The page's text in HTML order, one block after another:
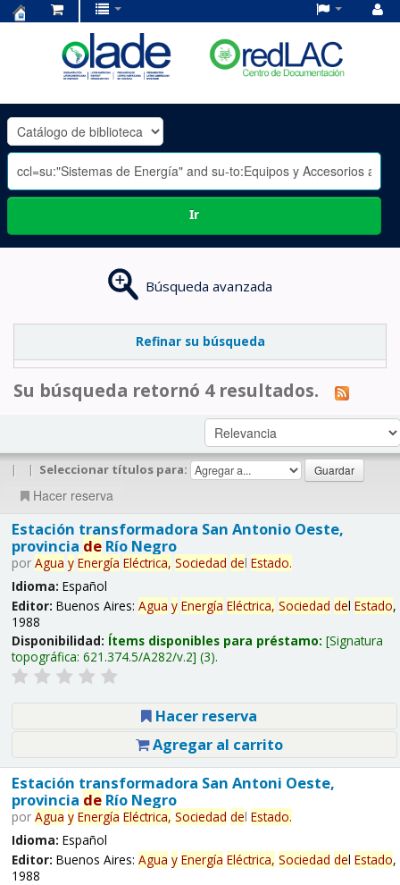
OLADE
-
Ir
Búsqueda avanzada
Refinar su búsqueda
Su búsqueda retornó 4 resultados.
| | Seleccionar títulos para:
Hacer reserva
Estación transformadora San Antonio Oeste,
provincia deRío Negro
por Agua y Energía Eléctrica, Sociedad del Estado.
Idioma: Español
Editor: Buenos Aires: Agua y Energía Eléctrica, Sociedad del Estado,
1988
Disponibilidad: Ítems disponibles para préstamo: Signatura
topográfica: 621.374.5/A282/v.2 (3).
Hacer reserva
Agregar al carrito
Estación transformadora San Antoni Oeste,
provincia deRío Negro
por Agua y Energía Eléctrica, Sociedad del Estado.
Idioma: Español
Editor: Buenos Aires: Agua y Energía Eléctrica, Sociedad del Estado,
1988